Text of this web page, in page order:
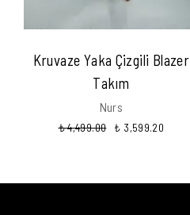
Kruvaze Yaka Çizgili Blazer
Takım
Nurs
₺ 4,499.00 ₺ 3,599.20